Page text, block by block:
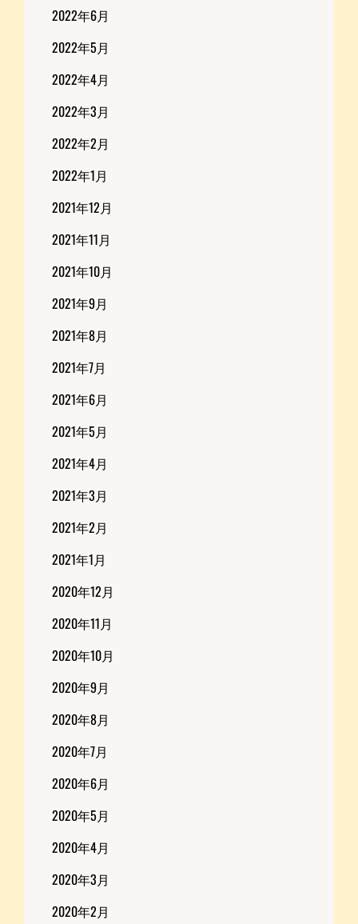
2022年6月
2022年5月
2022年4月
2022年3月
2022年2月
2022年1月
2021年12月
2021年11月
2021年10月
2021年9月
2021年8月
2021年7月
2021年6月
2021年5月
2021年4月
2021年3月
2021年2月
2021年1月
2020年12月
2020年11月
2020年10月
2020年9月
2020年8月
2020年7月
2020年6月
2020年5月
2020年4月
2020年3月
2020年2月